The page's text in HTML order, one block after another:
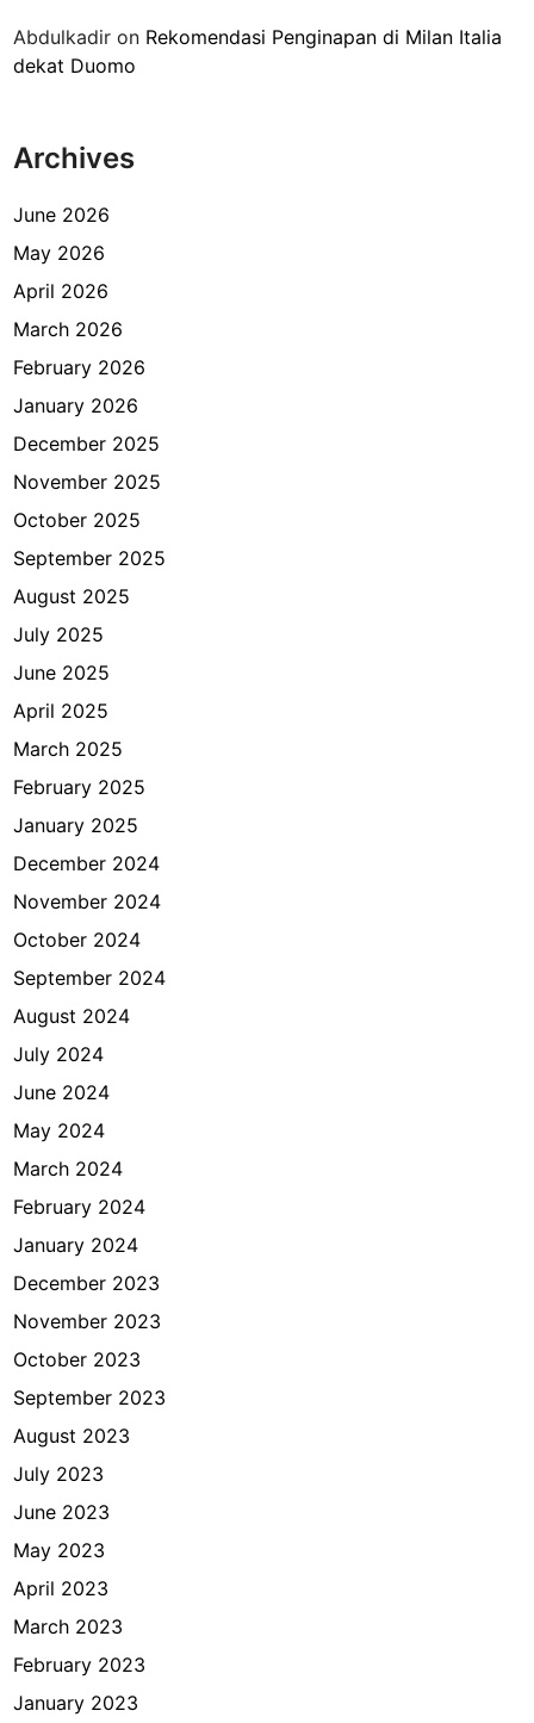
n
i
N
i
J
k
a
Abdulkadir on Rekomendasi Penginapan di Milan Italia
dekat Duomo
Archives
June 2026
May 2026
April 2026
March 2026
February 2026
January 2026
December 2025
November 2025
October 2025
September 2025
August 2025
July 2025
June 2025
April 2025
March 2025
February 2025
January 2025
December 2024
November 2024
October 2024
September 2024
August 2024
July 2024
June 2024
May 2024
March 2024
February 2024
January 2024
December 2023
November 2023
October 2023
September 2023
August 2023
July 2023
June 2023
May 2023
April 2023
March 2023
February 2023
January 2023